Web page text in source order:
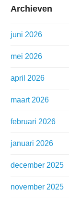
Archieven
juni 2026
mei 2026
april 2026
maart 2026
februari 2026
januari 2026
december 2025
november 2025